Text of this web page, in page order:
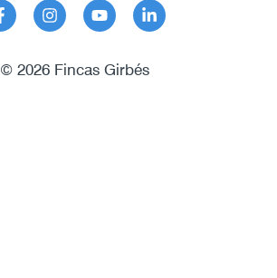
© 2026 Fincas Girbés